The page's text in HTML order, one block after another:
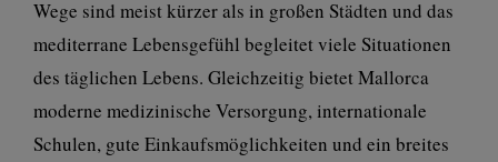
Wege sind meist kürzer als in großen Städten und das
mediterrane Lebensgefühl begleitet viele Situationen
des täglichen Lebens. Gleichzeitig bietet Mallorca
moderne medizinische Versorgung, internationale
Schulen, gute Einkaufsmöglichkeiten und ein breites